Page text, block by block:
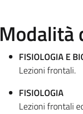
Modalità
FISIOLOGIA E
Lezioni frontali.
FISIOLOGIA
Lezioni frontali